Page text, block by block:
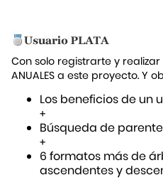
Con solo registrarte y realizar
ANUALES a este proyecto. Y
Los beneficios de un
+
Búsqueda de
+
6 formatos más de
ascendentes y